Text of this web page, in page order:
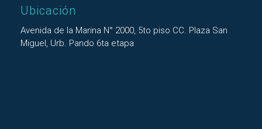
Ubicación
Avenida de la Marina N° 2000, 5to piso CC. Plaza San
Miguel, Urb. Pando 6ta etapa